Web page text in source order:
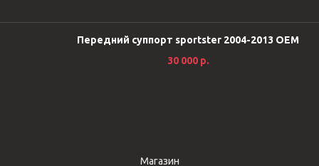
Передний суппорт sportster 2004-2013 ОЕМ
30 000 р.
Магазин